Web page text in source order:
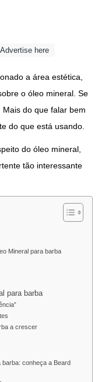
Advertise here
a área estética,
o óleo mineral. Se
do que falar bem
do que está usando.
do óleo mineral,
tão interessante
Mineral para barba
para barba
a crescer
conheça a Beard